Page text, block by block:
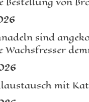
sind
Wachsfresser
mit